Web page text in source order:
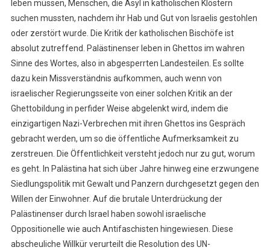
leben müssen, Menschen, die Asyl in katholischen Klöstern
suchen mussten, nachdem ihr Hab und Gut von Israelis gestohlen
oder zerstört wurde. Die Kritik der katholischen Bischöfe ist
absolut zutreffend. Palästinenser leben in Ghettos im wahren
Sinne des Wortes, also in abgesperrten Landesteilen. Es sollte
dazu kein Missverständnis aufkommen, auch wenn von
israelischer Regierungsseite von einer solchen Kritik an der
Ghettobildung in perfider Weise abgelenkt wird, indem die
einzigartigen Nazi-Verbrechen mit ihren Ghettos ins Gespräch
gebracht werden, um so die öffentliche Aufmerksamkeit zu
zerstreuen. Die Öffentlichkeit versteht jedoch nur zu gut, worum
es geht. In Palästina hat sich über Jahre hinweg eine erzwungene
Siedlungspolitik mit Gewalt und Panzern durchgesetzt gegen den
Willen der Einwohner. Auf die brutale Unterdrückung der
Palästinenser durch Israel haben sowohl israelische
Oppositionelle wie auch Antifaschisten hingewiesen. Diese
abscheuliche Willkür verurteilt die Resolution des UN-